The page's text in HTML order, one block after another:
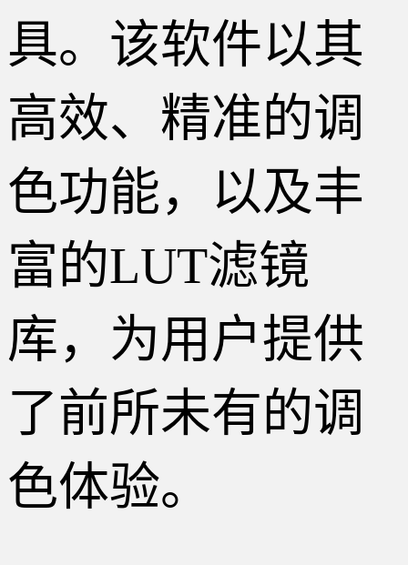
具。该软件以其
高效、精准的调
色功能，以及丰
富的LUT滤镜
库，为用户提供
了前所未有的调
色体验。